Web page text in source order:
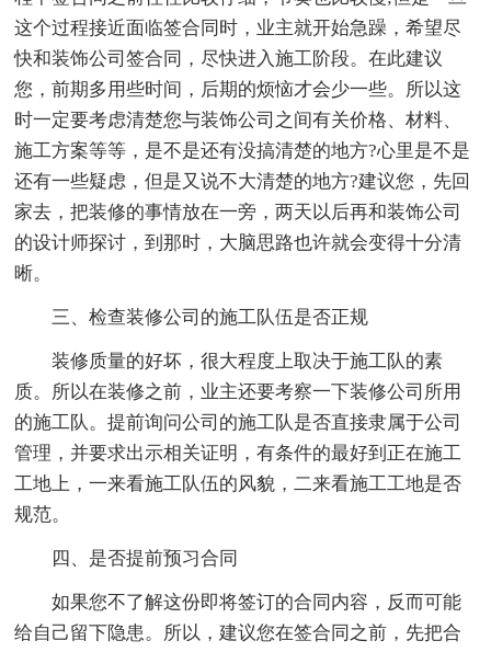
这个过程接近面临签合同时，业主就开始急躁，希望尽
快和装饰公司签合同，尽快进入施工阶段。在此建议
您，前期多用些时间，后期的烦恼才会少一些。所以这
时一定要考虑清楚您与装饰公司之间有关价格、材料、
施工方案等等，是不是还有没搞清楚的地方?心里是不是
还有一些疑虑，但是又说不大清楚的地方?建议您，先回
家去，把装修的事情放在一旁，两天以后再和装饰公司
的设计师探讨，到那时，大脑思路也许就会变得十分清
晰。
三、检查装修公司的施工队伍是否正规
装修质量的好坏，很大程度上取决于施工队的素
质。所以在装修之前，业主还要考察一下装修公司所用
的施工队。提前询问公司的施工队是否直接隶属于公司
管理，并要求出示相关证明，有条件的最好到正在施工
工地上，一来看施工队伍的风貌，二来看施工工地是否
规范。
四、是否提前预习合同
如果您不了解这份即将签订的合同内容，反而可能
给自己留下隐患。所以，建议您在签合同之前，先把合